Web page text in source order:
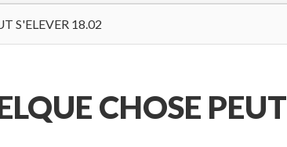
S'ELEVER 18.02
CHOSE PEUT